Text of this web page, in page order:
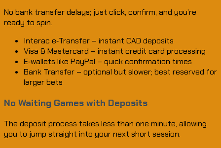
No bank transfer delays; just click, confirm, and you’re
ready to spin.
Interac e‑Transfer – instant CAD deposits
Visa & Mastercard – instant credit card processing
E‑wallets like PayPal – quick confirmation times
Bank Transfer – optional but slower; best reserved for
larger bets
No Waiting Games with Deposits
The deposit process takes less than one minute, allowing
you to jump straight into your next short session.